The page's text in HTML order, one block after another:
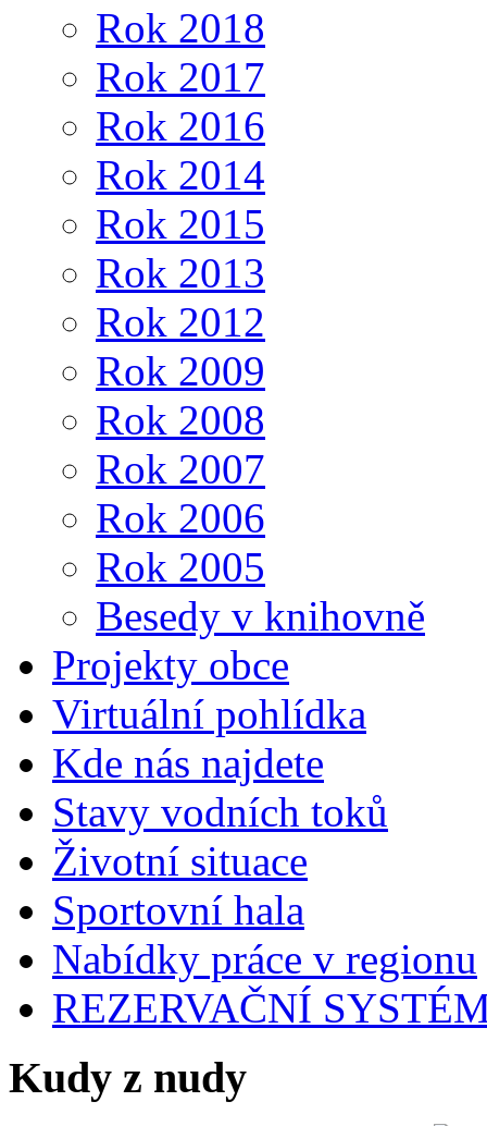
Rok 2018
Rok 2017
Rok 2016
Rok 2014
Rok 2015
Rok 2013
Rok 2012
Rok 2009
Rok 2008
Rok 2007
Rok 2006
Rok 2005
Besedy v knihovně
Projekty obce
Virtuální pohlídka
Kde nás najdete
Stavy vodních toků
Životní situace
Sportovní hala
Nabídky práce v regionu
REZERVAČNÍ
Kudy z nudy